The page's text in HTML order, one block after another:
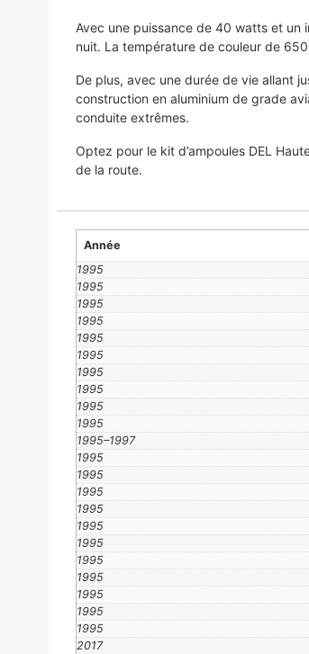
Avec une puissance de 40 watts et un
nuit. La température de couleur de
De plus, avec une durée de vie allant
construction en aluminium de grade
conduite extrêmes.
Optez pour le kit d’ampoules DEL
de la route.
Année
1995
1995
1995
1995
1995
1995
1995
1995
1995
1995
1995–1997
1995
1995
1995
1995
1995
1995
1995
1995
1995
1995
1995
2017